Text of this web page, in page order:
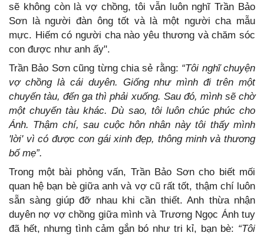
sẽ không còn là vợ chồng, tôi vẫn luôn nghĩ Trần Bảo
Sơn là người đàn ông tốt và là một người cha mẫu
mực. Hiếm có người cha nào yêu thương và chăm sóc
con được như anh ấy".
Trần Bảo Sơn cũng từng chia sẻ rằng: “Tôi nghĩ chuyện
vợ chồng là cái duyên. Giống như mình đi trên một
chuyến tàu, đến ga thì phải xuống. Sau đó, mình sẽ chờ
một chuyến tàu khác. Dù sao, tôi luôn chúc phúc cho
Ánh. Thậm chí, sau cuộc hôn nhân này tôi thấy mình
'lời' vì có được con gái xinh đẹp, thông minh và thương
bố mẹ”.
Trong một bài phỏng vấn, Trần Bảo Sơn cho biết mối
quan hệ bạn bè giữa anh và vợ cũ rất tốt, thậm chí luôn
sẵn sàng giúp đỡ nhau khi cần thiết. Anh thừa nhận
duyên nợ vợ chồng giữa mình và Trương Ngọc Ánh tuy
đã hết, nhưng tình cảm gắn bó như tri kỉ, bạn bè: “Tôi